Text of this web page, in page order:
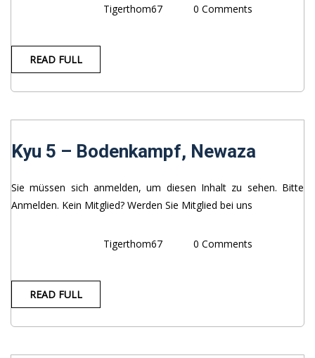
Tigerthom67 0 Comments
READ FULL
Kyu 5 – Bodenkampf, Newaza
Sie müssen sich anmelden, um diesen Inhalt zu sehen. Bitte
Anmelden. Kein Mitglied? Werden Sie Mitglied bei uns
Tigerthom67 0 Comments
READ FULL